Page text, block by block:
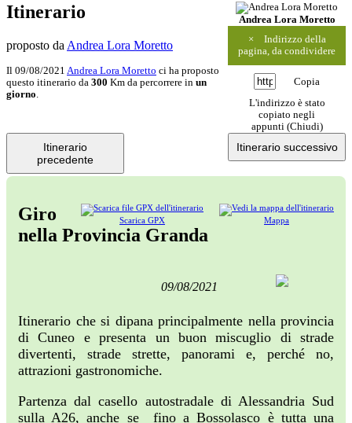
Andrea Lora Moretto
×
Indirizzo della
pagina, da condividere
Copia
L'indirizzo è stato
copiato negli
appunti (Chiudi)
Itinerario
proposto da Andrea Lora Moretto
Il 09/08/2021 Andrea Lora Moretto ci ha proposto
questo itinerario da 300 Km da percorrere in un
giorno.
Itinerario
precedente
Itinerario successivo
Mappa
Scarica GPX
Giro
nella Provincia Granda
09/08/2021
Itinerario che si dipana principalmente nella provincia
di Cuneo e presenta un buon miscuglio di strade
divertenti, strade strette, panorami e, perché no,
attrazioni gastronomiche.
Partenza dal casello autostradale di Alessandria Sud
sulla A26, anche se fino a Bossolasco è tutta una